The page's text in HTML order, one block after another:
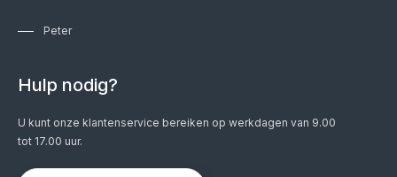
Peter
Hulp nodig?
U kunt onze klantenservice bereiken op werkdagen van 9.00
tot 17.00 uur.